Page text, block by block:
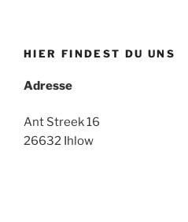
HIER FINDEST DU UNS
Adresse
Ant Streek 16
26632 Ihlow